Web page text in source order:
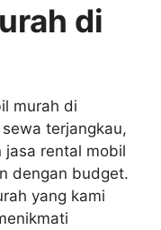
di
murah di
terjangkau,
jasa rental mobil
dengan budget.
yang kami